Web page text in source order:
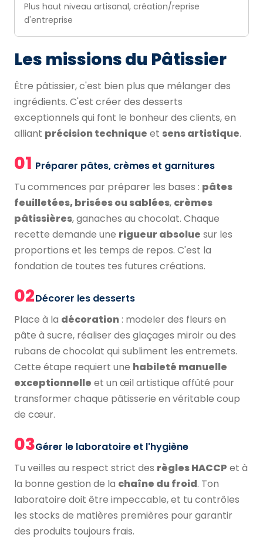
Plus haut niveau artisanal, création/reprise
d'entreprise
Les missions du Pâtissier
Être pâtissier, c'est bien plus que mélanger des
ingrédients. C'est créer des desserts
exceptionnels qui font le bonheur des clients, en
alliant précision technique et sens artistique.
01 Préparer pâtes, crèmes et garnitures
Tu commences par préparer les bases : pâtes
feuilletées, brisées ou sablées, crèmes
pâtissières, ganaches au chocolat. Chaque
recette demande une rigueur absolue sur les
proportions et les temps de repos. C'est la
fondation de toutes tes futures créations.
02Décorer les desserts
Place à la décoration : modeler des fleurs en
pâte à sucre, réaliser des glaçages miroir ou des
rubans de chocolat qui subliment les entremets.
Cette étape requiert une habileté manuelle
exceptionnelle et un œil artistique affûté pour
transformer chaque pâtisserie en véritable coup
de cœur.
03Gérer le laboratoire et l'hygiène
Tu veilles au respect strict des règles HACCP et à
la bonne gestion de la chaîne du froid. Ton
laboratoire doit être impeccable, et tu contrôles
les stocks de matières premières pour garantir
des produits toujours frais.